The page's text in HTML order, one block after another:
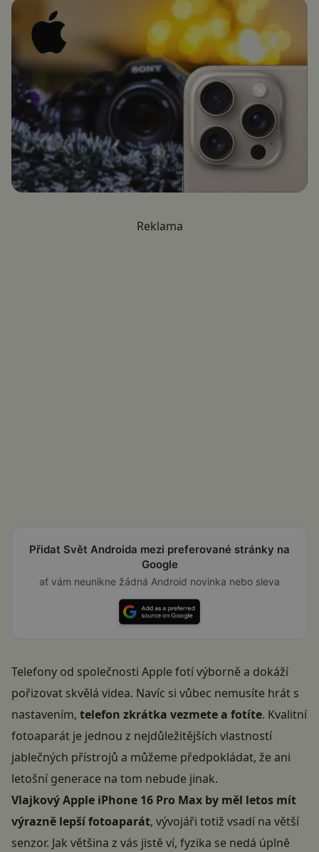
Reklama
Přidat Svět Androida mezi preferované stránky na
Google
ať vám neunikne žádná Android novinka nebo sleva
Telefony od společnosti Applefotí výborně a dokáží
pořizovat skvělá videa. Navíc si vůbec nemusíte hrát s
nastavením, telefon zkrátka vezmete a fotíte. Kvalitní
fotoaparát je jednou z nejdůležitějších vlastností
jablečných přístrojů a můžeme předpokládat, že ani
letošní generace na tom nebude jinak.
Vlajkový Apple iPhone 16 Pro Max by měl letos mít
výrazně lepší fotoaparát, vývojáři totiž vsadí na větší
senzor. Jak většina z vás jistě ví, fyzika se nedá úplně